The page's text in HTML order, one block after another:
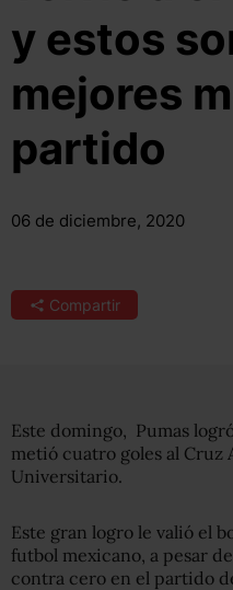
y estos
mejores
partido
06 de diciembre, 2020
Compartir
Este domingo, Pumas
metió cuatro goles al Cruz
Universitario.
Este gran logro le valió el
futbol mexicano, a pesar
contra cero en el partido